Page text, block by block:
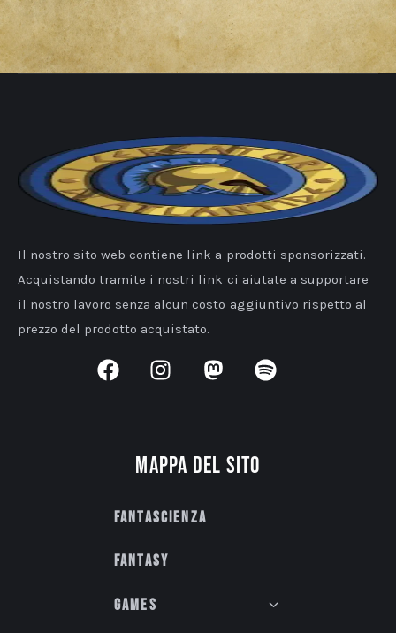
Il nostro sito web contiene link a prodotti sponsorizzati.
Acquistando tramite i nostri link ci aiutate a supportare
il nostro lavoro senza alcun costo aggiuntivo rispetto al
prezzo del prodotto acquistato.
Mappa del sito
Fantascienza
Fantasy
Games